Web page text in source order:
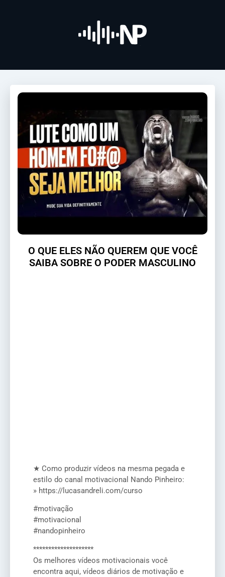
O QUE ELES NÃO QUEREM QUE VOCÊ
SAIBA SOBRE O PODER MASCULINO
★ Como produzir vídeos na mesma pegada e
estilo do canal motivacional Nando Pinheiro:
» https://lucasandreli.com/curso
#motivação
#motivacional
#nandopinheiro
********************
Os melhores vídeos motivacionais você
encontra aqui, vídeos diários de motivação e